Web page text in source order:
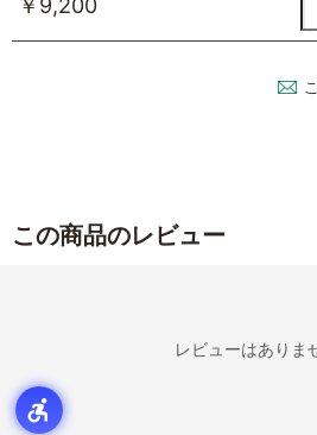
￥9,200
この商品のレビュー
レビューはありま